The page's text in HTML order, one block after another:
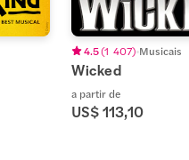
4.5(1 407) Musicais
Wicked
a partir de
US$ 113,10